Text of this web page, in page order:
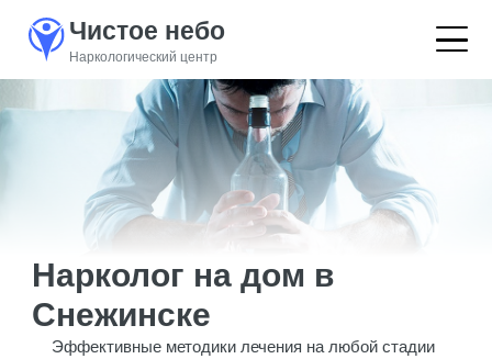
Чистое небо
Наркологический центр
Нарколог на дом в
Снежинске
Эффективные методики лечения на любой стадии